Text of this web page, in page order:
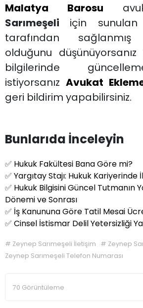
Malatya Barosu
Sarımeşeli için
tarafından
olduğunu
bilgilerinde
istiyorsanız Avukat
geri bildirim yapabilirsiniz.
Bunlarıda İnceleyin
✅ Hukuk Fakültesi Bana Göre mi?
✅ Yargıtay Stajı: Hukuk Kariyerinde
✅ Hukuk Bilgisini Güncel Tutmanın
Dönemi ve Sonrası
✅ İş Kanununa Göre Tatil Mesai
✅ Cinsel İstismar Delil Yetersizliği
# Zeynep Sarımeşeli İletişim # Zeynep
Zeynep Sarımeşeli Telefon Numarası
70 Görüntüleme